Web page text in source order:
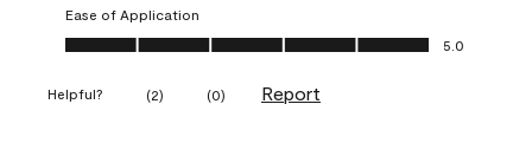
Ease of Application
Ease of Application, 5.0 out of 5
5.0
Helpful? (2) (0) Report